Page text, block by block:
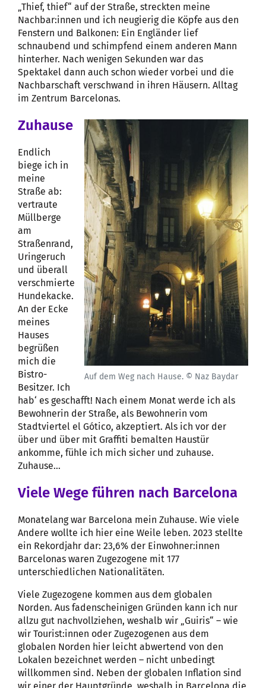
„Thief, thief“ auf der Straße, streckten meine
Nachbar:innen und ich neugierig die Köpfe aus den
Fenstern und Balkonen: Ein Engländer lief
schnaubend und schimpfend einem anderen Mann
hinterher. Nach wenigen Sekunden war das
Spektakel dann auch schon wieder vorbei und die
Nachbarschaft verschwand in ihren Häusern. Alltag
im Zentrum Barcelonas.
Auf dem Weg nach Hause. © Naz Baydar
Zuhause
Endlich
biege ich in
meine
Straße ab:
vertraute
Müllberge
am
Straßenrand,
Uringeruch
und überall
verschmierte
Hundekacke.
An der Ecke
meines
Hauses
begrüßen
mich die
Bistro-
Besitzer. Ich
hab‘ es geschafft! Nach einem Monat werde ich als
Bewohnerin der Straße, als Bewohnerin vom
Stadtviertel el Gótico, akzeptiert. Als ich vor der
über und über mit Graffiti bemalten Haustür
ankomme, fühle ich mich sicher und zuhause.
Zuhause…
Viele Wege führen nach Barcelona
Monatelang war Barcelona mein Zuhause. Wie viele
Andere wollte ich hier eine Weile leben. 2023 stellte
ein Rekordjahr dar: 23,6% der Einwohner:innen
Barcelonas waren Zugezogene mit 177
unterschiedlichen Nationalitäten.
Viele Zugezogene kommen aus dem globalen
Norden. Aus fadenscheinigen Gründen kann ich nur
allzu gut nachvollziehen, weshalb wir „Guiris“ – wie
wir Tourist:innen oder Zugezogenen aus dem
globalen Norden hier leicht abwertend von den
Lokalen bezeichnet werden – nicht unbedingt
willkommen sind. Neben der globalen Inflation sind